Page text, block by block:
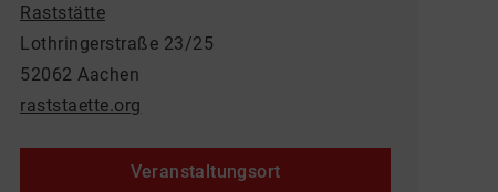
Raststätte
Lothringerstraße 23/25
52062 Aachen
raststaette.org
Veranstaltungsort